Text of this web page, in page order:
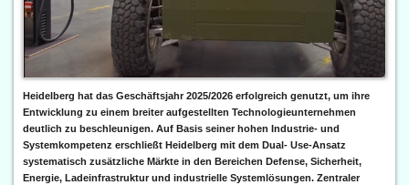
Heidelberg hat das Geschäftsjahr 2025/2026 erfolgreich genutzt, um ihre
Entwicklung zu einem breiter aufgestellten Technologieunternehmen
deutlich zu beschleunigen. Auf Basis seiner hohen Industrie- und
Systemkompetenz erschließt Heidelberg mit dem Dual- Use-Ansatz
systematisch zusätzliche Märkte in den Bereichen Defense, Sicherheit,
Energie, Ladeinfrastruktur und industrielle Systemlösungen. Zentraler